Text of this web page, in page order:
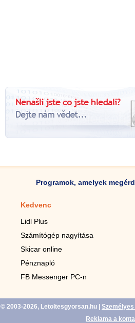
Programok, amelyek
Kedvenc
Lidl Plus
Számítógép nagyítása
Skicar online
Pénznapló
FB Messenger PC-n
© 2003-2026, Letoltesgyorsan.hu
Reklama a